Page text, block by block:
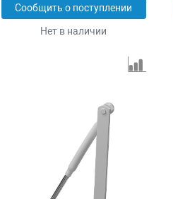
Сообщить о поступлении
Нет в наличии